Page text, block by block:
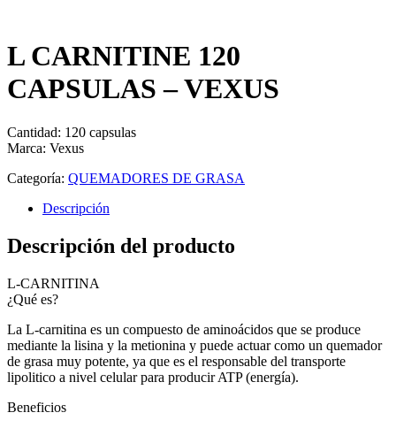
L CARNITINE 120
CAPSULAS – VEXUS
Cantidad: 120 capsulas
Marca: Vexus
Categoría: QUEMADORES DE GRASA
Descripción
Descripción del producto
L-CARNITINA
¿Qué es?
La L-carnitina es un compuesto de aminoácidos que se produce
mediante la lisina y la metionina y puede actuar como un quemador
de grasa muy potente, ya que es el responsable del transporte
lipolitico a nivel celular para producir ATP (energía).
Beneficios